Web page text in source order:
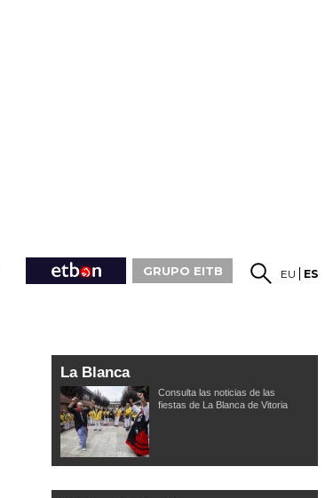
GRUPO EITB EU ES
La Blanca
Consulta las noticias de las
fiestas de La Blanca de Vitoria